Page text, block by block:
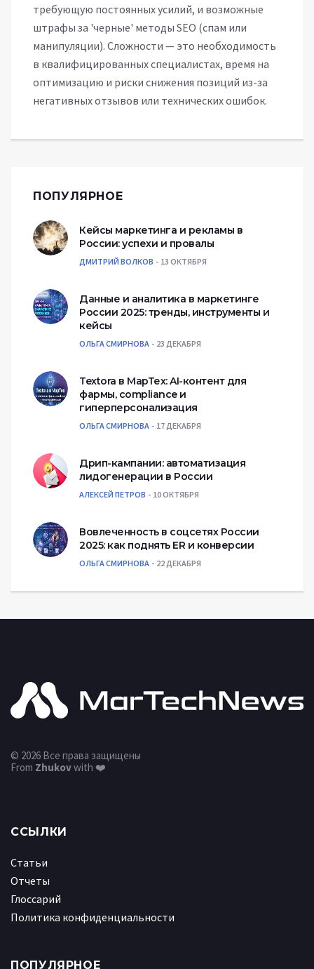
требующую постоянных усилий, и возможные
штрафы за 'черные' методы SEO (спам или
манипуляции). Сложности — это необходимость
в квалифицированных специалистах, время на
оптимизацию и риски снижения позиций из-за
негативных отзывов или технических ошибок.
ПОПУЛЯРНОЕ
Кейсы маркетинга и рекламы в
России: успехи и провалы
ДМИТРИЙ ВОЛКОВ 13 ОКТЯБРЯ
Данные и аналитика в маркетинге
России 2025: тренды, инструменты и
кейсы
ОЛЬГА СМИРНОВА 23 ДЕКАБРЯ
Textora в МарТех: AI-контент для
фармы, compliance и
гиперперсонализация
ОЛЬГА СМИРНОВА 17 ДЕКАБРЯ
Дрип-кампании: автоматизация
лидогенерации в России
АЛЕКСЕЙ ПЕТРОВ 10 ОКТЯБРЯ
Вовлеченность в соцсетях России
2025: как поднять ER и конверсии
ОЛЬГА СМИРНОВА 22 ДЕКАБРЯ
© 2026 Все права защищены
From Zhukovwith ❤️
ССЫЛКИ
Статьи
Отчеты
Глоссарий
Политика конфиденциальности
ПОПУЛЯРНОЕ